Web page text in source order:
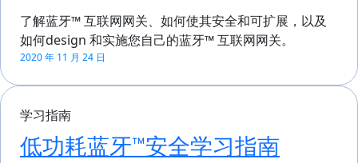
了解蓝牙™ 互联网网关、如何使其安全和可扩展，以及
如何design 和实施您自己的蓝牙™ 互联网网关。
2020 年 11 月 24 日
学习指南
低功耗蓝牙™安全学习指南